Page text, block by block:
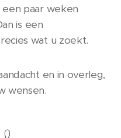
een paar weken
is een
wat u zoekt.
en in overleg,
wensen.